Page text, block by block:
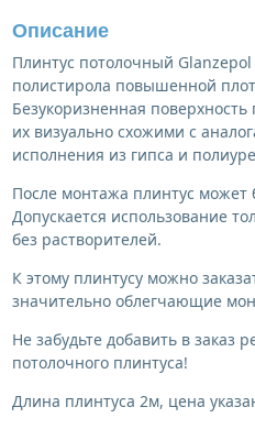
Описание
Плинтус потолочный Glanzepol
полистирола повышенной
Безукоризненная
их визуально схожими с
исполнения из гипса и
После монтажа плинтус
Допускается использование
без растворителей.
К этому плинтусу можно
значительно облегчающие
Не забудьте добавить в заказ
потолочного плинтуса!
Длина плинтуса 2м, цена